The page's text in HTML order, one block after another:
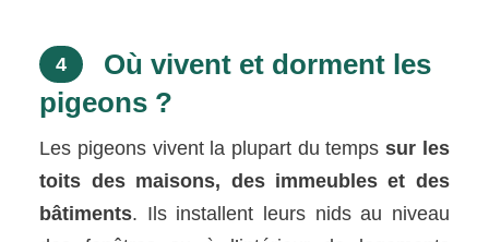
4
Où vivent et dorment les
pigeons ?
Les pigeons vivent la plupart du tempssur les
toits des maisons, des immeubles et des
bâtiments. Ils installent leurs nids au niveau